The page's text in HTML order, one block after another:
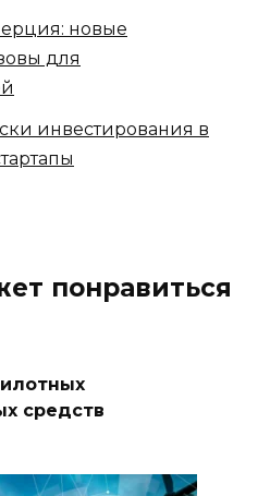
новые
для
инвестирования в
понравиться
средств